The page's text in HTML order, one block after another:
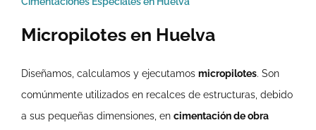
Micropilotes en Huelva
Diseñamos, calculamos y ejecutamos micropilotes. Son
comúnmente utilizados en recalces de estructuras, debido
a sus pequeñas dimensiones, en cimentación de obra